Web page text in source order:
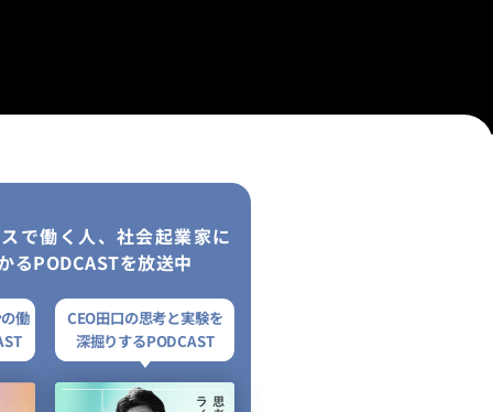
で働く人、社会起業家に
るPODCASTを放送中
働
CEO田口の思考と実験を
深掘りするPODCAST